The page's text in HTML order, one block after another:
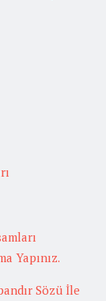
Yapınız.
Sözü İle